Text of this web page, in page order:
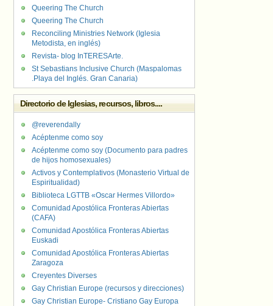
Queering The Church
Queering The Church
Reconciling Ministries Network (Iglesia
Metodista, en inglés)
Revista- blog InTERESArte.
St Sebastians Inclusive Church (Maspalomas
.Playa del Inglés. Gran Canaria)
Directorio de Iglesias, recursos, libros....
@reverendally
Acéptenme como soy
Acéptenme como soy (Documento para padres
de hijos homosexuales)
Activos y Contemplativos (Monasterio Virtual de
Espiritualidad)
Biblioteca LGTTB «Oscar Hermes Villordo»
Comunidad Apostólica Fronteras Abiertas
(CAFA)
Comunidad Apostólica Fronteras Abiertas
Euskadi
Comunidad Apostólica Fronteras Abiertas
Zaragoza
Creyentes Diverses
Gay Christian Europe (recursos y direcciones)
Gay Christian Europe- Cristiano Gay Europa